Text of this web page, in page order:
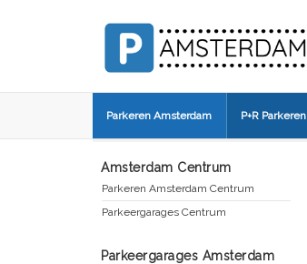
Parkeren Amsterdam P+R Parkeren
Amsterdam Centrum
Parkeren Amsterdam Centrum
Parkeergarages Centrum
Parkeergarages Amsterdam